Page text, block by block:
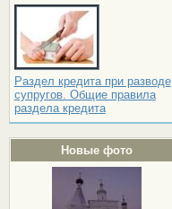
Раздел кредита при разводе
супругов. Общие правила
раздела кредита
Новые фото